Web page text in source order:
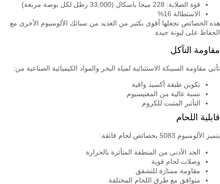
قوة الصلابة: 228 ميجا باسكال (33,000 رطل لكل بوصة مربعة)
الاستطالة 16%
هذه الخصائص تجعلها أقوى بكثير من العديد من سبائك الألومنيوم الأخرى مع
الحفاظ على ليونة جيدة.
مقاومة التآكل
تأتي مقاومة السبيكة الاستثنائية لمياه البحر والمواد الكيميائية الصناعية من:
تكوين طبقة أكسيد واقية
نسبة عالية من المغنيسيوم
التأثير المثبت للكروم
قابلية اللحام
يتميز الألومنيوم 5083 بخصائص لحام فائقة:
الحد الأدنى من المنطقة المتأثرة بالحرارة
وصلات لحام قوية
مقاومة ممتازة للتشقق
متوافق مع طرق اللحام المختلفة